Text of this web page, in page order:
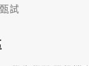
試